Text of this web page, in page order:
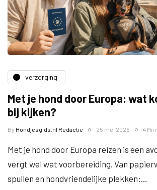
verzorging
Met je hond door Europa: wat
bij kijken?
By Hondjesgids.nl Redactie 25 mei 2026 4
Met je hond door Europa reizen is een
vergt wel wat voorbereiding. Van
spullen en hondvriendelijke plekken:…